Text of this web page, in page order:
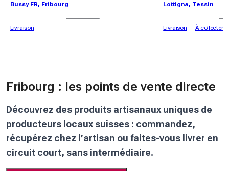
Bussy FR, Fribourg
Livraison
Lottigna, Tessin
Livraison À collecter
Fribourg : les points de vente directe
Découvrez des produits artisanaux uniques de
producteurs locaux suisses : commandez,
récupérez chez l’artisan ou faites-vous livrer en
circuit court, sans intermédiaire.